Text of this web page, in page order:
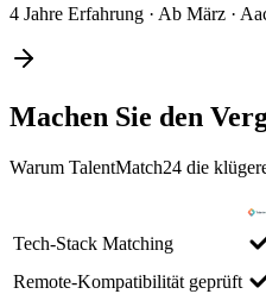
4 Jahre Erfahrung · Ab März ·
Machen Sie den
Warum TalentMatch24 die
Tech-Stack Matching
Remote-Kompatibilität geprüft